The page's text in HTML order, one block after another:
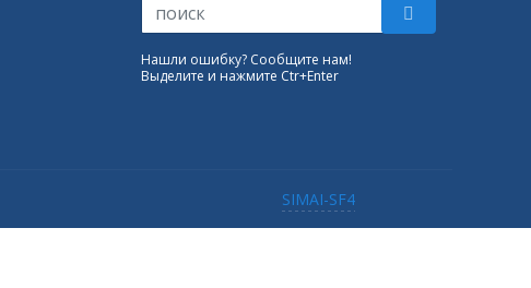
Нашли ошибку? Сообщите нам!
Выделите и нажмите Ctr+Enter
SIMAI-SF4